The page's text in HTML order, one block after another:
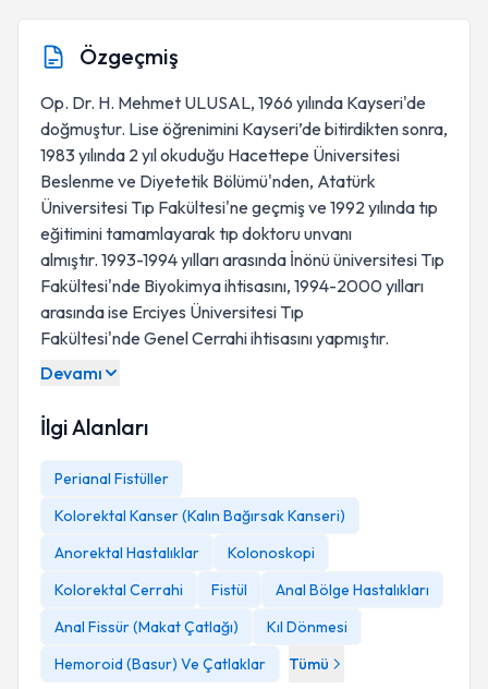
Özgeçmiş
Op. Dr. H. Mehmet ULUSAL, 1966 yılında Kayseri'de
doğmuştur. Lise öğrenimini Kayseri’de bitirdikten sonra,
1983 yılında 2 yıl okuduğu Hacettepe Üniversitesi
Beslenme ve Diyetetik Bölümü'nden, Atatürk
Üniversitesi Tıp Fakültesi'ne geçmiş ve 1992 yılında tıp
eğitimini tamamlayarak tıp doktoru unvanı
almıştır. 1993-1994 yılları arasında İnönü üniversitesi Tıp
Fakültesi'nde Biyokimya ihtisasını, 1994-2000 yılları
arasında ise Erciyes Üniversitesi Tıp
Fakültesi'nde Genel Cerrahi ihtisasını yapmıştır.
Devamı
İlgi Alanları
Perianal Fistüller
Kolorektal Kanser (Kalın Bağırsak Kanseri)
Anorektal Hastalıklar
Kolonoskopi
Kolorektal Cerrahi
Fistül
Anal Bölge Hastalıkları
Anal Fissür (Makat Çatlağı)
Kıl Dönmesi
Hemoroid (Basur) Ve Çatlaklar
Tümü